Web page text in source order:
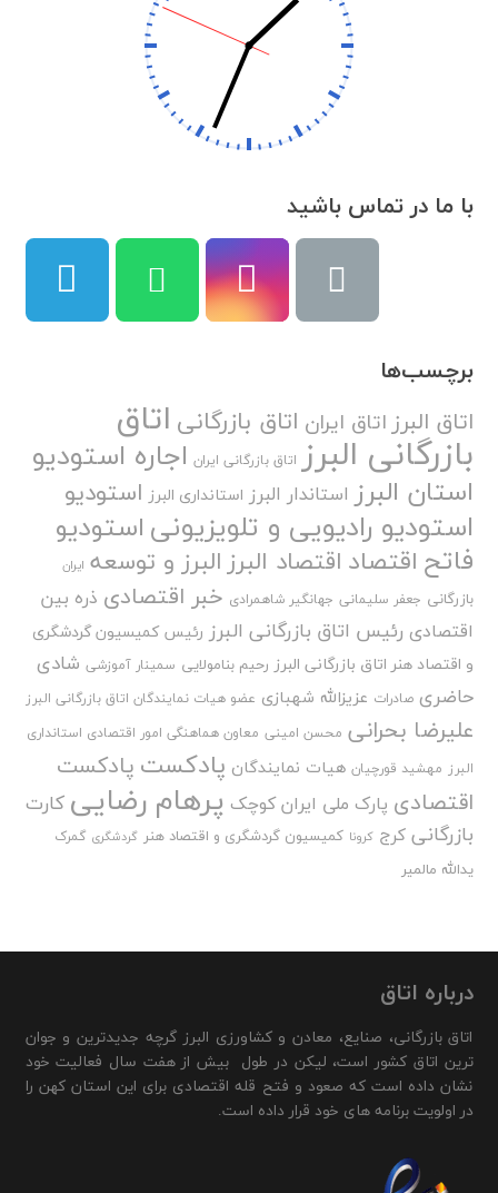
با ما در تماس باشید
برچسب‌ها
اتاق البرزاتاق ایران اتاق بازرگانی اتاق
بازرگانی البرز اتاق بازرگانی ایران اجاره استودیو
استان البرز استاندار البرز استانداری البرز استودیو
استودیو رادیویی و تلویزیونیاستودیو
فاتح اقتصاد اقتصاد البرزالبرز و توسعه ایران
بازرگانی جعفر سلیمانی جهانگیر شاهمرادی خبر اقتصادی ذره بین
اقتصادی رئیس اتاق بازرگانی البرز رئیس کمیسیون گردشگری
و اقتصاد هنر اتاق بازرگانی البرز رحیم بنامولایی سمینار آموزشی شادی
حاضری صادرات عزیزالله شهبازی عضو هیات نمایندگان اتاق بازرگانی البرز
علیرضا بحرانی محسن امینی معاون هماهنگی امور اقتصادی استانداری
البرز مهشید قورچیان هیات نمایندگان پادکست پادکست
اقتصادی پارک ملی ایران کوچک پرهام رضایی کارت
بازرگانی کرج کرونا کمیسیون گردشگری و اقتصاد هنر گردشگری گمرک
یدالله مالمیر
درباره اتاق
اتاق بازرگانی، صنایع، معادن و کشاورزی البرز گرچه جدیدترین و جوان
ترین اتاق کشور است، لیکن در طول بیش از هفت سال فعالیت خود
نشان داده است که صعود و فتح قله اقتصادی برای این استان کهن را
در اولویت برنامه های خود قرار داده است.